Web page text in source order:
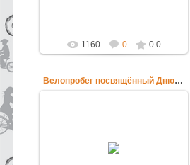
1160 0 0.0
Велопробег посвящённый Дню России
Велопробег посвящённый Дню
России